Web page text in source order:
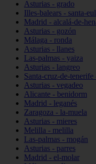
Asturias - grado
Illes-balears - santa-
Madrid - alcalá-de-
Asturias - gozón
Málaga - ronda
Asturias - llanes
Las-palmas - yaiza
Asturias - langreo
Santa-cruz-de-tenerife
Asturias - vegadeo
Alicante - benidorm
Madrid - leganés
Zaragoza - la-muela
Asturias - mieres
Melilla - melilla
Las-palmas - mogán
Asturias - parres
Madrid - el-molar